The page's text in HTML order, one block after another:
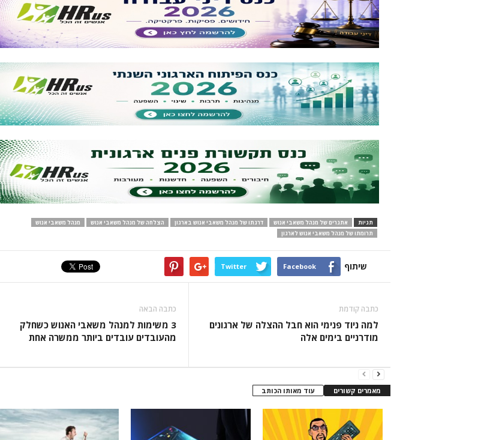
תגיות אתגרים של מנהל משאבי אנוש דרגתו של מנהל משאבי אנוש בארגון הצלחה של מנהל משאבי אנוש
מנהל משאבי אנוש
תרומתו של מנהל משאבי אנוש לארגון
שיתוף Facebook
Twitter
כתבה קודמת
למה ניוד פנימי הוא חבל ההצלה של ארגונים
מודרניים בימים אלה
כתבה הבאה
3 משימות למנהל משאבי האנוש כשחלק
מהעובדים עובדים ביותר ממשרה אחת
מאמרים קשורים עוד מאותו הכותב